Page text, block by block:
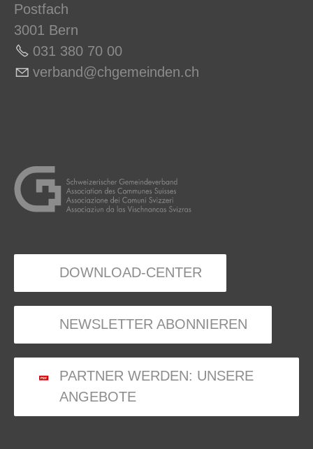
Postfach
3001 Bern
031 380 70 00
v rb nd chg m nd n ch
DOWNLOAD-CENTER
NEWSLETTER ABONNIEREN
PARTNER WERDEN: UNSERE
ANGEBOTE